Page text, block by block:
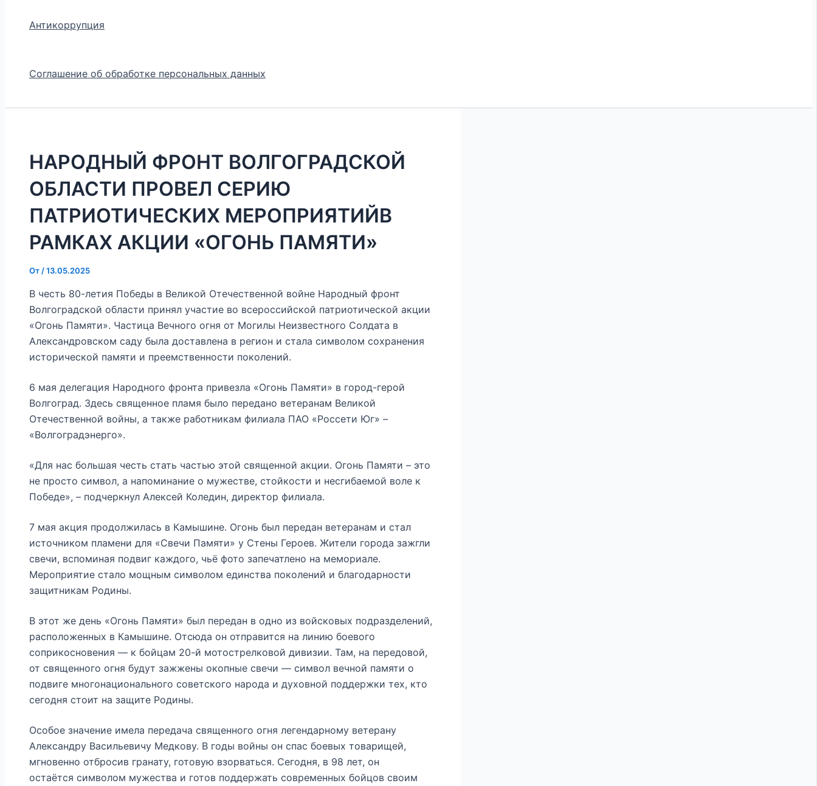
Антикоррупция
Соглашение об обработке персональных данных
НАРОДНЫЙ ФРОНТ ВОЛГОГРАДСКОЙ
ОБЛАСТИ ПРОВЕЛ СЕРИЮ
ПАТРИОТИЧЕСКИХ МЕРОПРИЯТИЙВ
РАМКАХ АКЦИИ «ОГОНЬ ПАМЯТИ»
От /13.05.2025
В честь 80-летия Победы в Великой Отечественной войне Народный фронт
Волгоградской области принял участие во всероссийской патриотической акции
«Огонь Памяти». Частица Вечного огня от Могилы Неизвестного Солдата в
Александровском саду была доставлена в регион и стала символом сохранения
исторической памяти и преемственности поколений.
6 мая делегация Народного фронта привезла «Огонь Памяти» в город-герой
Волгоград. Здесь священное пламя было передано ветеранам Великой
Отечественной войны, а также работникам филиала ПАО «Россети Юг» –
«Волгоградэнерго».
«Для нас большая честь стать частью этой священной акции. Огонь Памяти – это
не просто символ, а напоминание о мужестве, стойкости и несгибаемой воле к
Победе», – подчеркнул Алексей Коледин, директор филиала.
7 мая акция продолжилась в Камышине. Огонь был передан ветеранам и стал
источником пламени для «Свечи Памяти» у Стены Героев. Жители города зажгли
свечи, вспоминая подвиг каждого, чьё фото запечатлено на мемориале.
Мероприятие стало мощным символом единства поколений и благодарности
защитникам Родины.
В этот же день «Огонь Памяти» был передан в одно из войсковых подразделений,
расположенных в Камышине. Отсюда он отправится на линию боевого
соприкосновения — к бойцам 20-й мотострелковой дивизии. Там, на передовой,
от священного огня будут зажжены окопные свечи — символ вечной памяти о
подвиге многонационального советского народа и духовной поддержки тех, кто
сегодня стоит на защите Родины.
Особое значение имела передача священного огня легендарному ветерану
Александру Васильевичу Медкову. В годы войны он спас боевых товарищей,
мгновенно отбросив гранату, готовую взорваться. Сегодня, в 98 лет, он
остаётся символом мужества и готов поддержать современных бойцов своим